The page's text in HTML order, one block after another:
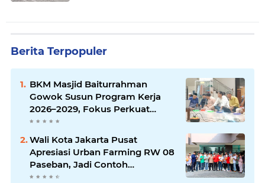
Berita Terpopuler
BKM Masjid Baiturrahman
Gowok Susun Program Kerja
2026–2029, Fokus Perkuat
Dakwah dan Pelayanan Umat
Wali Kota Jakarta Pusat
Apresiasi Urban Farming RW 08
Paseban, Jadi Contoh
Ketahanan Pangan dan Edukasi